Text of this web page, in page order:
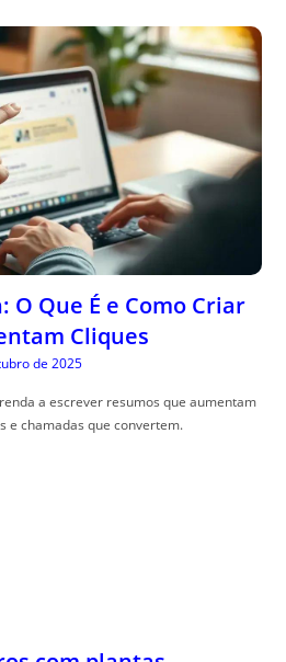
Que É e Como Criar
Cliques
de 2025
a escrever resumos que aumentam
e chamadas que convertem.